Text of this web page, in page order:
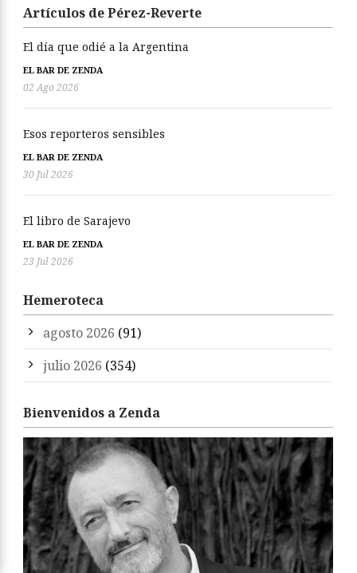
Artículos de Pérez-Reverte
El día que odié a la Argentina
EL BAR DE ZENDA
02 Ago 2026
Esos reporteros sensibles
EL BAR DE ZENDA
30 Jul 2026
El libro de Sarajevo
EL BAR DE ZENDA
23 Jul 2026
Hemeroteca
agosto 2026 (91)
julio 2026 (354)
Bienvenidos a Zenda